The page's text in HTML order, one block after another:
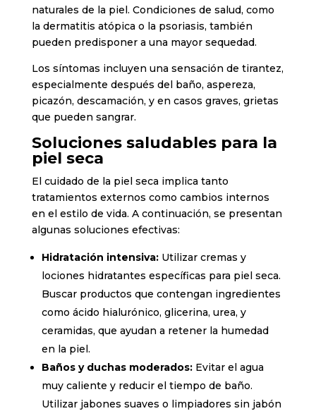
naturales de la piel. Condiciones de salud, como
la dermatitis atópica o la psoriasis, también
pueden predisponer a una mayor sequedad.
Los síntomas incluyen una sensación de tirantez,
especialmente después del baño, aspereza,
picazón, descamación, y en casos graves, grietas
que pueden sangrar.
Soluciones saludables para la
piel seca
El cuidado de la piel seca implica tanto
tratamientos externos como cambios internos
en el estilo de vida. A continuación, se presentan
algunas soluciones efectivas:
Hidratación intensiva:Utilizar cremas y
lociones hidratantes específicas para piel seca.
Buscar productos que contengan ingredientes
como ácido hialurónico, glicerina, urea, y
ceramidas, que ayudan a retener la humedad
en la piel.
Baños y duchas moderados:Evitar el agua
muy caliente y reducir el tiempo de baño.
Utilizar jabones suaves o limpiadores sin jabón